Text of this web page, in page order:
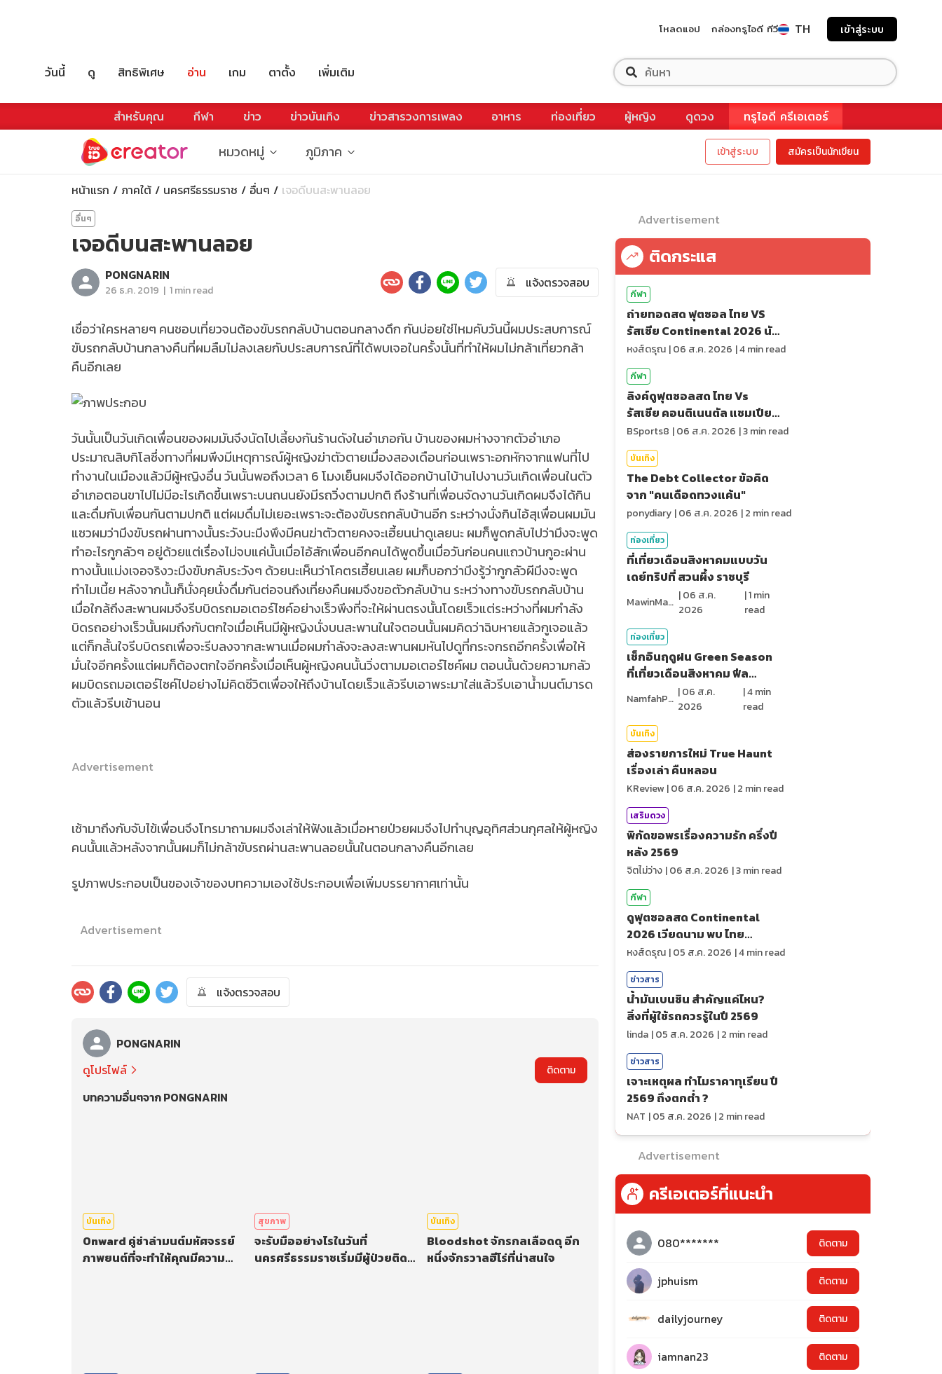
โหลดแอป กล่องทรูไอดี ทีวี TH เข้าสู่ระบบ
วันนี้ ดู สิทธิพิเศษ อ่าน เกม ตาตั้ง เพิ่มเติม
สำหรับคุณ กีฬา ข่าว ข่าวบันเทิง ข่าวสารวงการเพลง อาหาร ท่องเที่ยว ผู้หญิง ดูดวง ทรูไอดี ครีเอเตอร์
หมวดหมู่ ภูมิภาค เข้าสู่ระบบ สมัครเป็นนักเขียน
หน้าแรก ภาคใต้ นครศรีธรรมราช อื่นๆ เจอดีบนสะพานลอย
อื่นๆ
เจอดีบนสะพานลอย
PONGNARIN
26 ธ.ค. 2019 | 1 min read แจ้งตรวจสอบ
เชื่อว่าใครหลายๆ คนชอบเที่ยวจนต้องขับรถกลับบ้านตอนกลางดึก กันบ่อยใช่ไหมคับวันนี้ผมประสบการณ์
ขับรถกลับบ้านกลางคืนที่ผมลืมไม่ลงเลยกับประสบการณ์ที่ได้พบเจอในครั้งนั้นที่ทำให้ผมไม่กล้าเที่ยวกล้า
คืนอีกเลย
วันนั้นเป็นวันเกิดเพื่อนของผมมันจึงนัดไปเลี้ยงกันร้านดังในอำเภอกัน บ้านของผมห่างจากตัวอำเภอ
ประมาณสิบกิโลซึ่งทางที่ผมพึงมีเหตุการณ์ผู้หญิงฆ่าตัวตายเมื่องสองเดือนก่อนเพราะอกหักจากแฟนที่ไป
ทำงานในเมืองแล้วมีผู้หญิงอื่น วันนั้นพอถึงเวลา 6 โมงเย็นผมจึงได้ออกบ้านไบ้านไปงานวันเกิดเพื่อนในตัว
อำเภอตอนขาไปไม่มีอะไรเกิดขึ้นเพราะบนถนนยังมีรถวิ่งตามปกติ ถึงร้านที่เพื่อนจัดงานวันเกิดผมจึงได้กิน
และดื่มกับเพื่อนกันตามปกติ แต่ผมดื่มไม่เยอะเพราะจะต้องขับรถกลับบ้านอีก ระหว่างนั่งกินไอ้สุเพื่อนผมมัน
แซวผมว่ามึงขับรถผ่านทางนั้นระวังนะมึงพึงมีคนฆ่าตัวตายคงจะเฮี้ยนน่าดูเลยนะ ผมก็พูดกลับไปว่ามึงจะพูด
ทำอะไรกูกลัวๆ อยู่ด้วยแต่เรื่องไม่จบแค่นั้นเมื่อไอ้สักเพื่อนอีกคนได้พูดขึ้นเมื่อวันก่อนคนแถวบ้านกูอะผ่าน
ทางนั้นแม่งเจอจริงวะมึงขับกลับระวังๆ ด้วยนะเห็นว่าโคตรเฮี้ยนเลย ผมก็บอกว่ามึงรู้ว่ากูกลัวผีมึงจะพูด
ทำไมเนี้ย หลังจากนั้นก็นั่งคุยนั่งดื่มกันต่อจนถึงเที่ยงคืนผมจึงขอตัวกลับบ้าน ระหว่างทางขับรถกลับบ้าน
เมื่อใกล้ถึงสะพานผมจึงรีบบิดรถมอเตอร์ไซค์อย่างเร็วพึงที่จะให้ผ่านตรงนั้นโดยเร็วแต่ระหว่างที่ผมกำลัง
บิดรถอย่างเร็วนั้นผมถึงกับตกใจเมื่อเห็นมีผู้หญิงนั่งบนสะพานในใจตอนนั้นผมคิดว่าฉิบหายแล้วกูเจอแล้ว
แต่ก็กลั้นใจรีบบิดรถเพื่อจะรีบลงจากสะพานเมื่อผมกำลังจะลงสะพานผมหันไปดูที่กระจกรถอีกครั้งเพื่อให้
มั่นใจอีกครั้งเแต่ผมก็ต้องตกใจอีกครั้งเมื่อเห็นผู้หญิงคนนั้นวิ่งตามมอเตอร์ไซค์ผม ตอนนั้นด้วยความกลัว
ผมบิดรถมอเตอร์ไซค์ไปอย่างไม่คิดชีวิตเพื่อจให้ถึงบ้านโดยเร็วแล้วรีบเอาพระมาใส่แล้วรีบเอาน้ำมนต์มารด
ตัวแล้วรีบเข้านอน
Advertisement
เช้ามาถึงกับจับไข้เพื่อนจึงโทรมาถามผมจึงเล่าให้ฟังแล้วเมื่อหายป่วยผมจึงไปทำบุญอุทิศส่วนกุศลให้ผู้หญิง
คนนั้นแล้วหลังจากนั้นผมก็ไม่กล้าขับรถผ่านสะพานลอยนั้นในตอนกลางคืนอีกเลย
รูปภาพประกอบเป็นของเจ้าของบทความเองใช้ประกอบเพื่อเพิ่มบรรยากาศเท่านั้น
Advertisement
แจ้งตรวจสอบ
PONGNARIN
ดูโปรไฟล์
ติดตาม
บทความอื่นๆจาก PONGNARIN
บันเทิง
Onward คู่ซ่าล่ามนต์มหัศจรรย์
ภาพยนต์ที่จะทำให้คุณมีความ
สุขภาพ
จะรับมืออย่างไรในวันที่
นครศรีธรรมราชเริ่มมีผู้ป่วยติด
บันเทิง
Bloodshot จักรกลเลือดดุ อีก
หนึ่งจักรวาลฮีโร่ที่น่าสนใจ
Advertisement
ติดกระแส
กีฬา
ถ่ายทอดสด ฟุตซอล ไทย VS
รัสเซีย Continental 2026 นัด
สุดท้าย
หงส์ดรุณ |06 ส.ค. 2026 |4min read
กีฬา
ลิงค์ดูฟุตซอลสด ไทย Vs
รัสเซีย คอนติเนนตัล แชมเปียน
ชิพ 2026
BSports8 |06 ส.ค. 2026 |3min read
บันเทิง
The Debt Collector ข้อคิด
จาก "คนเดือดทวงแค้น"
ponydiary |06 ส.ค. 2026 |2 min read
ท่องเที่ยว
ที่เที่ยวเดือนสิงหาคมแบบวัน
เดย์ทริปที่ สวนผึ้ง ราชบุรี
MawinMatravel |06 ส.ค.
2026
|1min
read
ท่องเที่ยว
เช็กอินฤดูฝน Green Season
ที่เที่ยวเดือนสิงหาคม ฟีล
NamfahPhupha |06 ส.ค.
2026
|4min
read
บันเทิง
ส่องรายการใหม่ True Haunt
เรื่องเล่า คืนหลอน
KReview |06 ส.ค. 2026 |2 min read
เสริมดวง
พิกัดขอพรเรื่องความรัก ครึ่งปี
หลัง 2569
จิตไม่ว่าง |06 ส.ค. 2026 |3min read
กีฬา
ดูฟุตซอลสด Continental
2026 เวียดนาม พบ ไทย
ถ่ายทอดสดกีฬา
หงส์ดรุณ |05 ส.ค. 2026 |4min read
ข่าวสาร
น้ำมันเบนซิน สำคัญแค่ไหน?
สิ่งที่ผู้ใช้รถควรรู้ในปี 2569
linda |05 ส.ค. 2026 |2 min read
ข่าวสาร
เจาะเหตุผล ทำไมราคาทุเรียน ปี
2569 ถึงตกต่ำ ?
NAT |05 ส.ค. 2026 |2 min read
Advertisement
ครีเอเตอร์ที่แนะนำ
080******* ติดตาม
jphuism ติดตาม
dailyjourney ติดตาม
iamnan23 ติดตาม